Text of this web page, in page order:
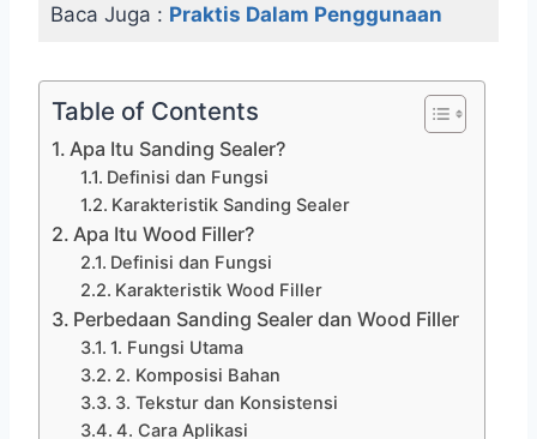
Baca Juga : Praktis Dalam Penggunaan
Table of Contents
Apa Itu Sanding Sealer?
Definisi dan Fungsi
Karakteristik Sanding Sealer
Apa Itu Wood Filler?
Definisi dan Fungsi
Karakteristik Wood Filler
Perbedaan Sanding Sealer dan Wood Filler
1. Fungsi Utama
2. Komposisi Bahan
3. Tekstur dan Konsistensi
4. Cara Aplikasi